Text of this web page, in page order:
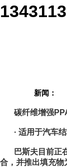
新闻：
碳纤维增强
· 适用于汽车
巴斯夫目前正
合，并推出填充物